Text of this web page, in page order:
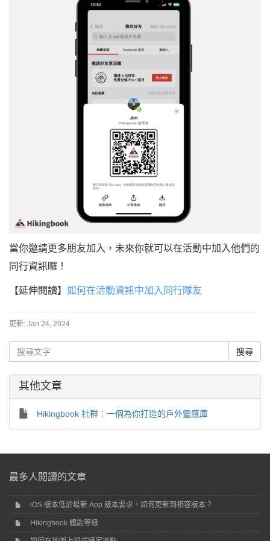
當你邀請更多朋友加入，未來你就可以在活動中加入他們的
同行資訊囉！
【延伸閱讀】 如何在活動資訊中加入同行隊友
更新: Jan 24, 2024
其他文章
Hikingbook 社群：一個為你打造的戶外靈感庫
最多人閱讀的文章
iOS 版本低於最新 App 版本要求，如何更新到相容版本？
Hikingbook 體能等級